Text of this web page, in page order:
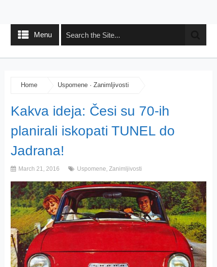
Menu
Home Uspomene· Zanimljivosti
Kakva ideja: Česi su 70-ih
planirali iskopati TUNEL do
Jadrana!
March 21, 2016 Uspomene, Zanimljivosti